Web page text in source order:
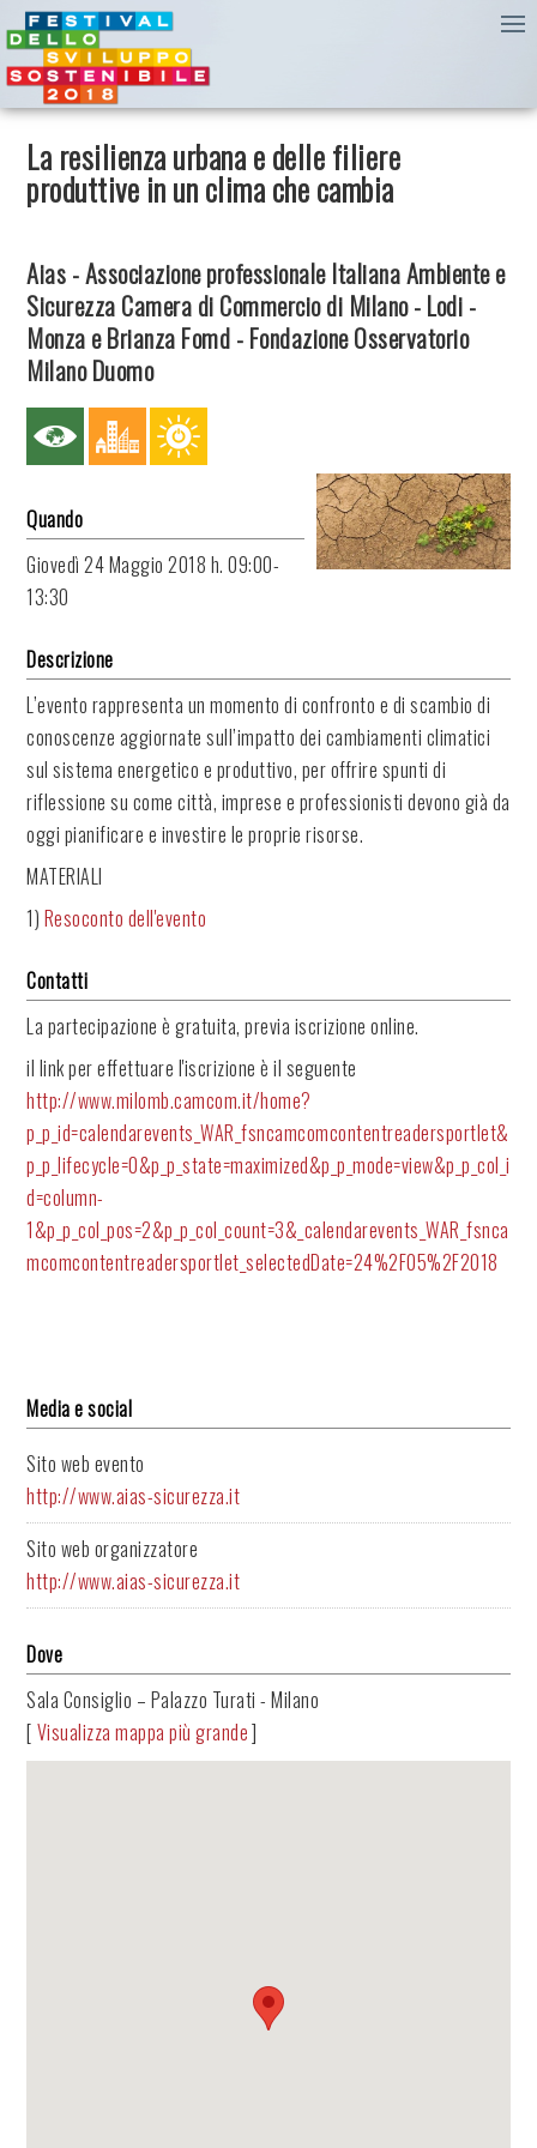
La resilienza urbana e delle filiere
produttive in un clima che cambia
Aias - Associazione professionale Italiana Ambiente e
Sicurezza Camera di Commercio di Milano - Lodi -
Monza e Brianza Fomd - Fondazione Osservatorio
Milano Duomo
Quando
Giovedì 24 Maggio 2018 h. 09:00-
13:30
Descrizione
L’evento rappresenta un momento di confronto e di scambio di
conoscenze aggiornate sull’impatto dei cambiamenti climatici
sul sistema energetico e produttivo, per offrire spunti di
riflessione su come città, imprese e professionisti devono già da
oggi pianificare e investire le proprie risorse.
MATERIALI
1) Resoconto dell'evento
Contatti
La partecipazione è gratuita, previa iscrizione online.
il link per effettuare l'iscrizione è il seguente
http://www.milomb.camcom.it/home?
p_p_id=calendarevents_WAR_fsncamcomcontentreadersportlet&
p_p_lifecycle=0&p_p_state=maximized&p_p_mode=view&p_p_col_i
d=column-
1&p_p_col_pos=2&p_p_col_count=3&_calendarevents_WAR_fsnca
mcomcontentreadersportlet_selectedDate=24%2F05%2F2018
Media e social
Sito web evento
http://www.aias-sicurezza.it
Sito web organizzatore
http://www.aias-sicurezza.it
Dove
Sala Consiglio – Palazzo Turati - Milano
[ Visualizza mappa più grande]